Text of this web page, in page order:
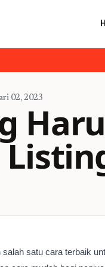
02, 2023
salah satu cara terbaik